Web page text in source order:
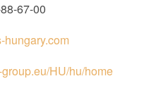
67-00
hungary.com
HU/hu/home